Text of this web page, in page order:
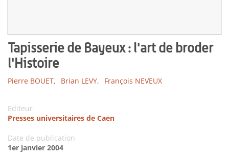
Tapisserie de Bayeux : l'art de broder
l'Histoire
Pierre BOUET, Brian LEVY, François NEVEUX
Editeur
Presses universitaires de Caen
Date de publication
1er janvier 2004